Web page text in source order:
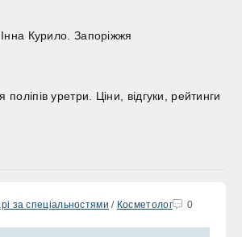
Інна Курило. Запоріжжя
поліпів уретри. Ціни, відгуки, рейтинги
за спеціальностями / Косметолог 0